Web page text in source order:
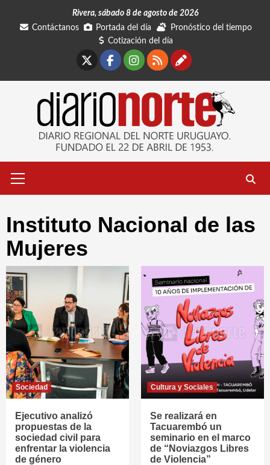
Rivera, sábado 8 de agosto de 2026
Contáctanos
Portada del día
Pronóstico del tiempo
Cotización del día
Facebook
Instagram
RSSContáctanos
primario
Instituto Nacional de las
Mujeres
Sociedad
Ejecutivo analizó
propuestas de la
sociedad civil para
enfrentar la violencia
de género
Cultura y Sociales
Se realizará en
Tacuarembó un
seminario en el marco
de “Noviazgos Libres
de Violencia”